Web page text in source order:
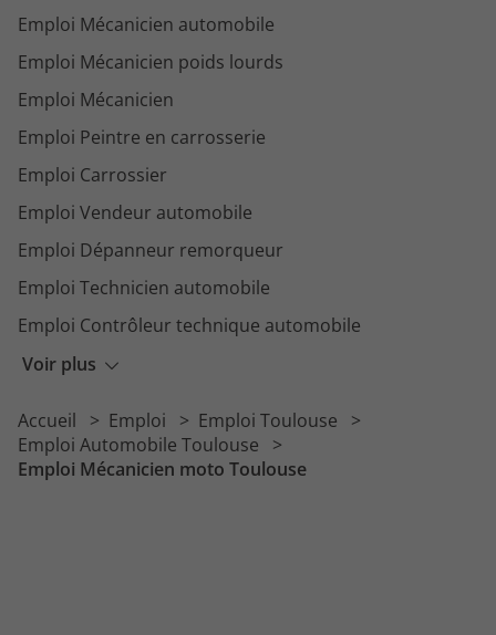
Voir plus
Emploi Mécanicien automobile
Emploi Mécanicien poids lourds
Emploi Mécanicien
Emploi Peintre en carrosserie
Emploi Carrossier
Emploi Vendeur automobile
Emploi Dépanneur remorqueur
Emploi Technicien automobile
Emploi Contrôleur technique automobile
Emploi Mécanicien service rapide
Emploi Préparateur automobile
Accueil Emploi
Emploi Toulouse
Emploi Automobile Toulouse
Emploi Mécanicien moto Toulouse